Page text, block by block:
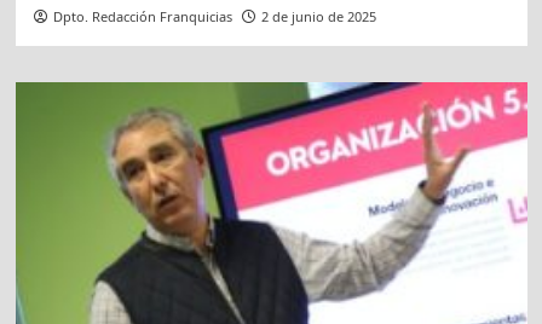
Dpto. Redacción Franquicias 2 de junio de 2025